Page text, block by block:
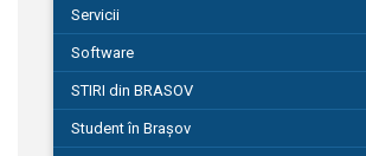
Servicii
Software
STIRI din BRASOV
Student în Brașov